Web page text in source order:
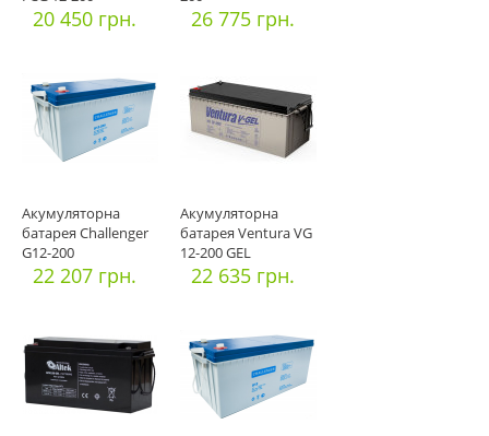
20 450 грн. 26 775 грн.
Акумуляторна
батарея Challenger
G12-200
22 207 грн.
Акумуляторна
батарея Ventura VG
12-200 GEL
22 635 грн.